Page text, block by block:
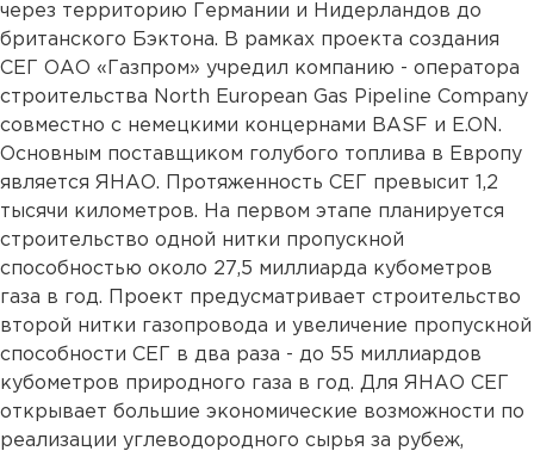
через территорию Германии и Нидерландов до
британского Бэктона. В рамках проекта создания
СЕГ ОАО «Газпром» учредил компанию - оператора
строительства North European Gas Pipeline Company
совместно с немецкими концернами BASF и E.ON.
Основным поставщиком голубого топлива в Европу
является ЯНАО. Протяженность СЕГ превысит 1,2
тысячи километров. На первом этапе планируется
строительство одной нитки пропускной
способностью около 27,5 миллиарда кубометров
газа в год. Проект предусматривает строительство
второй нитки газопровода и увеличение пропускной
способности СЕГ в два раза - до 55 миллиардов
кубометров природного газа в год. Для ЯНАО СЕГ
открывает большие экономические возможности по
реализации углеводородного сырья за рубеж,